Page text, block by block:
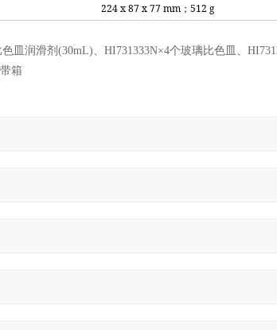
224 x 87 x 77 mm ； 512 g
皿润滑剂(30mL)、HI731333N×4个玻璃比色皿、
箱